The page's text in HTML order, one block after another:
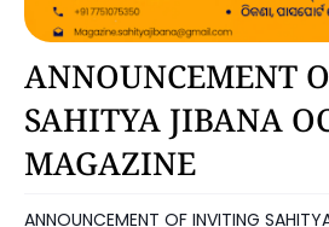
ANNOUNCEMENT
SAHITYA JIBANA
MAGAZINE
ANNOUNCEMENT OF INVITING